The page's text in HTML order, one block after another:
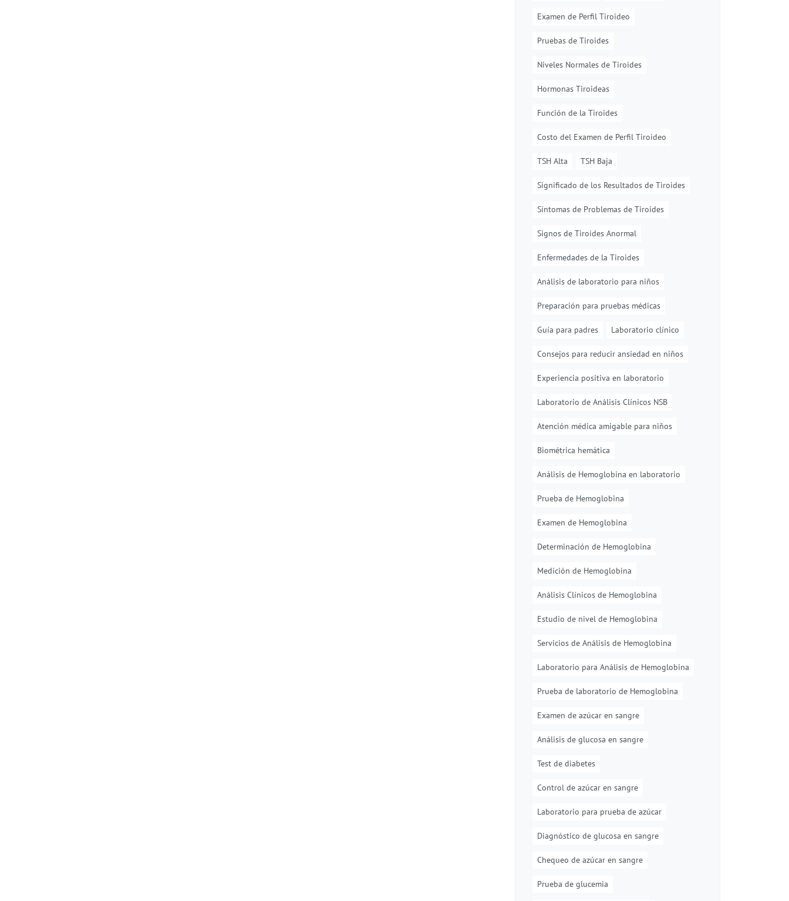
Examen de Perfil Tiroideo
Pruebas de Tiroides
Niveles Normales de Tiroides
Hormonas Tiroideas
Función de la Tiroides
Costo del Examen de Perfil Tiroideo
TSH Alta TSH Baja
Significado de los Resultados de Tiroides
Síntomas de Problemas de Tiroides
Signos de Tiroides Anormal
Enfermedades de la Tiroides
Análisis de laboratorio para niños
Preparación para pruebas médicas
Guía para padres Laboratorio clínico
Consejos para reducir ansiedad en niños
Experiencia positiva en laboratorio
Laboratorio de Análisis Clínicos NSB
Atención médica amigable para niños
Biométrica hemática
Análisis de Hemoglobina en laboratorio
Prueba de Hemoglobina
Examen de Hemoglobina
Determinación de Hemoglobina
Medición de Hemoglobina
Análisis Clínicos de Hemoglobina
Estudio de nivel de Hemoglobina
Servicios de Análisis de Hemoglobina
Laboratorio para Análisis de Hemoglobina
Prueba de laboratorio de Hemoglobina
Examen de azúcar en sangre
Análisis de glucosa en sangre
Test de diabetes
Control de azúcar en sangre
Laboratorio para prueba de azúcar
Diagnóstico de glucosa en sangre
Chequeo de azúcar en sangre
Prueba de glucemia